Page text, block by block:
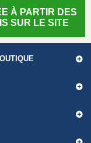
À PARTIR DES
SUR LE SITE